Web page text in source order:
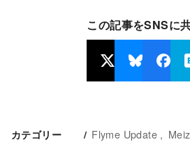
この記事をSNSに
カテゴリー Flyme Update